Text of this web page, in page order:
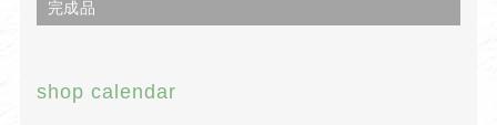
完成品
shop calendar